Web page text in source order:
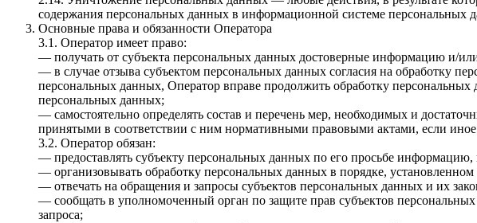
содержания персональных данных в информационной системе
Основные права и обязанности Оператора
3.1. Оператор имеет право:
— получать от субъекта персональных данных достоверные информацию и/
— в случае отзыва субъектом персональных данных согласия на обработку
персональных данных, Оператор вправе продолжить обработку
персональных данных;
— самостоятельно определять состав и перечень мер, необходимых и
принятыми в соответствии с ним нормативными правовыми актами, если
3.2. Оператор обязан:
— предоставлять субъекту персональных данных по его просьбе
— организовывать обработку персональных данных в порядке,
— отвечать на обращения и запросы субъектов персональных данных и их
— сообщать в уполномоченный орган по защите прав субъектов
запроса;